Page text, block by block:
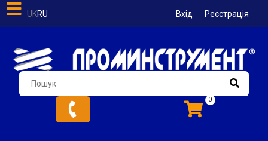
UKRU Вхід Реєстрація
0